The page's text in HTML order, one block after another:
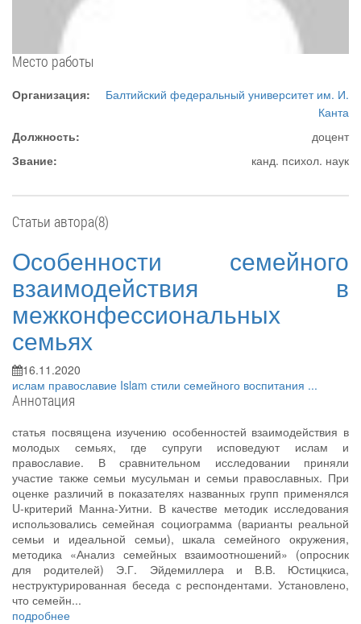
Место работы
Организация:
Балтийский федеральный университет им. И.
Канта
Должность:
доцент
Звание:
канд. психол. наук
Статьи автора(8)
Особенности семейного
взаимодействия в
межконфессиональных
семьях
16.11.2020
ислам православие Islam стили семейного воспитания ...
Аннотация
статья посвящена изучению особенностей взаимодействия в
молодых семьях, где супруги исповедуют ислам и
православие. В сравнительном исследовании приняли
участие также семьи мусульман и семьи православных. При
оценке различий в показателях названных групп применялся
U-критерий Манна-Уитни. В качестве методик исследования
использовались семейная социограмма (варианты реальной
семьи и идеальной семьи), шкала семейного окружения,
методика «Анализ семейных взаимоотношений» (опросник
для родителей) Э.Г. Эйдемиллера и В.В. Юстицкиса,
неструктурированная беседа с респондентами. Установлено,
что семейн...
подробнее